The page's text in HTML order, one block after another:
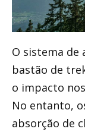
O sistema de
bastão de
o impacto
No entanto,
absorção de